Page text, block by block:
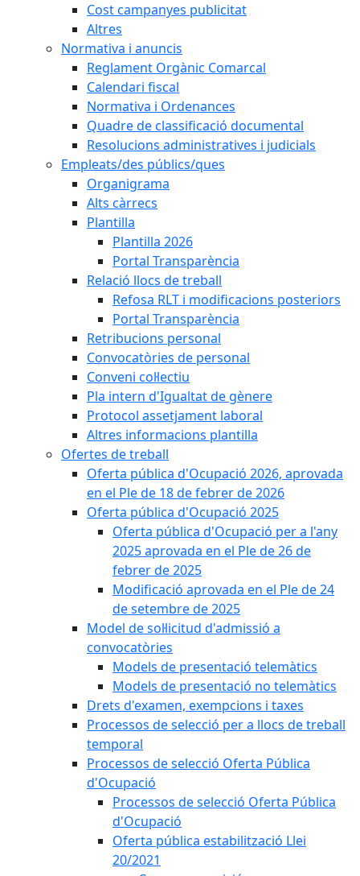
Cost campanyes publicitat
Altres
Normativa i anuncis
Reglament Orgànic Comarcal
Calendari fiscal
Normativa i Ordenances
Quadre de classificació documental
Resolucions administratives i judicials
Empleats/des públics/ques
Organigrama
Alts càrrecs
Plantilla
Plantilla 2026
Portal Transparència
Relació llocs de treball
Refosa RLT i modificacions posteriors
Portal Transparència
Retribucions personal
Convocatòries de personal
Conveni col·lectiu
Pla intern d'Igualtat de gènere
Protocol assetjament laboral
Altres informacions plantilla
Ofertes de treball
Oferta pública d'Ocupació 2026, aprovada
en el Ple de 18 de febrer de 2026
Oferta pública d'Ocupació 2025
Oferta pública d'Ocupació per a l'any
2025 aprovada en el Ple de 26 de
febrer de 2025
Modificació aprovada en el Ple de 24
de setembre de 2025
Model de sol·licitud d'admissió a
convocatòries
Models de presentació telemàtics
Models de presentació no telemàtics
Drets d'examen, exempcions i taxes
Processos de selecció per a llocs de treball
temporal
Processos de selecció Oferta Pública
d'Ocupació
Processos de selecció Oferta Pública
d'Ocupació
Oferta pública estabilització Llei
20/2021